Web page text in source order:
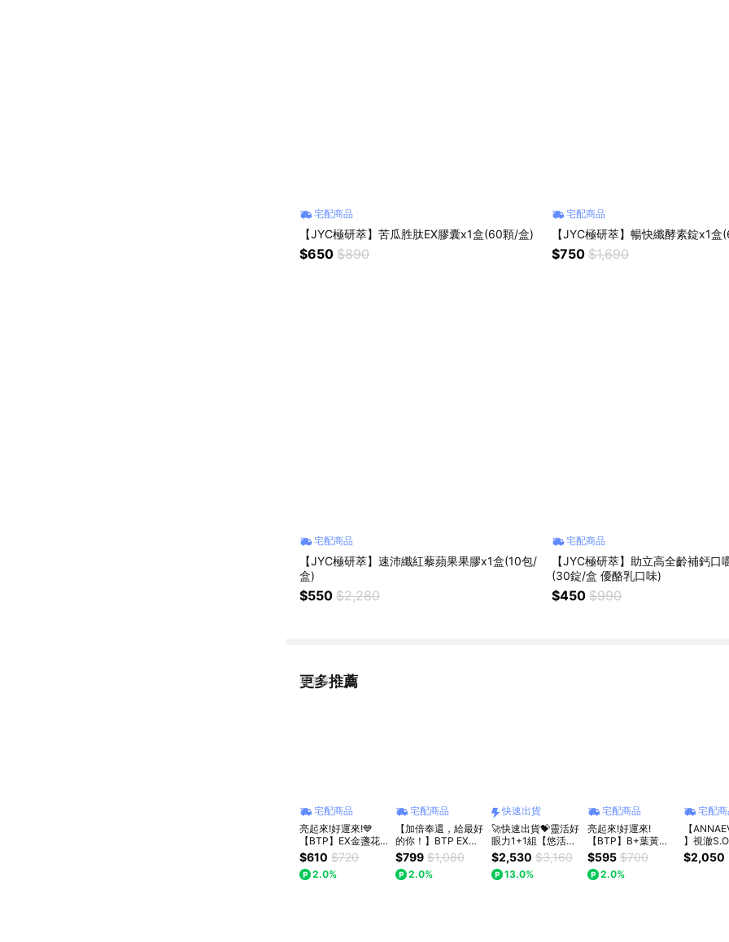
宅配商品
【JYC極研萃】苦瓜胜肽EX膠囊x1盒(60顆/盒)
$650 $890
宅配商品
【JYC極研萃】暢快纖酵素錠x1
$750 $1,690
宅配商品
【JYC極研萃】速沛纖紅藜蘋果果膠x1盒(10包/
盒)
$550 $2,280
宅配商品
【JYC極研萃】助立高全齡補鈣口
(30錠/盒 優酪乳口味)
$450 $990
更多推薦
看更多
宅配商品
亮起來!好運來!💙
【BTP】EX金盞花
葉黃素加倍晶亮飲15
入
$610 $720
2.0%
宅配商品
【加倍奉還，給最好
的你！】BTP EX金
盞花葉黃素加倍晶亮
飲15入+7入
$799 $1,080
2.0%
快速出貨
🚀快速出貨💝靈活好
眼力1+1組【悠活原
力】關健複方膠囊
UC-II+玻尿酸(30
入/盒)+葉黃素蝦紅
$2,530 $3,160
13.0%
宅配商品
亮起來!好運來!
【BTP】B+葉黃素
水感晶亮飲 15入 林
宥嘉代言推薦
$595 $700
2.0%
宅配
【
】視澈
菁膠囊
$2,050